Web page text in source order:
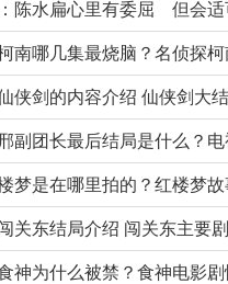
陈水扁心里有委屈 但会适
南哪几集最烧脑？名侦探
侠剑的内容介绍 仙侠剑大
副团长最后结局是什么？电视
梦是在哪里拍的？红楼梦
关东结局介绍 闯关东主要
神为什么被禁？食神电影